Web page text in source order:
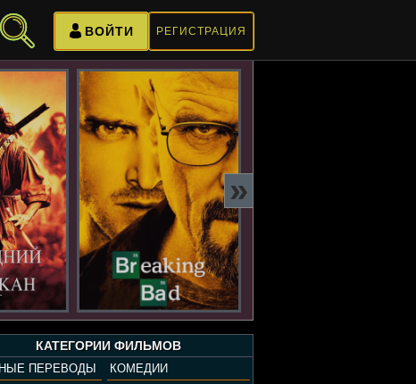
РЕГИСТРАЦИЯ
ВОЙТИ
»
КАТЕГОРИИ ФИЛЬМОВ
ПЕРЕВОДЫ
КОМЕДИИ